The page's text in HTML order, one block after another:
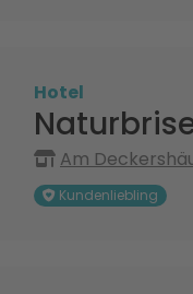
Hotel
Am
Kundenliebling